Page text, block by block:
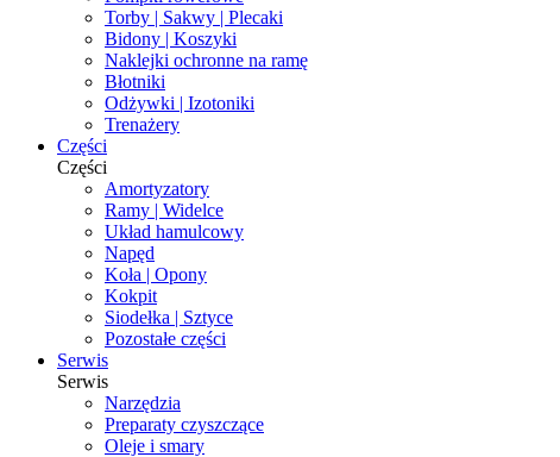
Torby | Sakwy | Plecaki
Bidony | Koszyki
Naklejki ochronne na ramę
Błotniki
Odżywki | Izotoniki
Trenażery
Części
Części
Amortyzatory
Ramy | Widelce
Układ hamulcowy
Napęd
Koła | Opony
Kokpit
Siodełka | Sztyce
Pozostałe części
Serwis
Serwis
Narzędzia
Preparaty czyszczące
Oleje i smary